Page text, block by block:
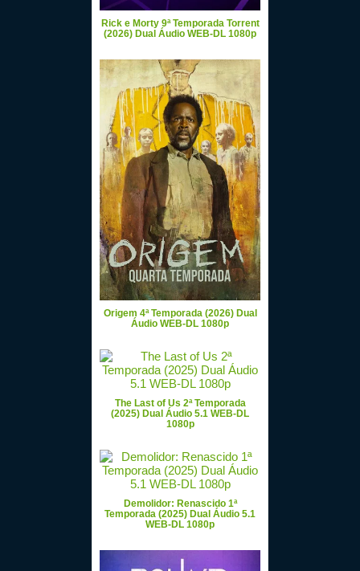
Rick e Morty 9ª Temporada Torrent
(2026) Dual Áudio WEB-DL 1080p
Origem 4ª Temporada (2026) Dual
Áudio WEB-DL 1080p
The Last of Us 2ª Temporada
(2025) Dual Áudio 5.1 WEB-DL
1080p
Demolidor: Renascido 1ª
Temporada (2025) Dual Áudio 5.1
WEB-DL 1080p